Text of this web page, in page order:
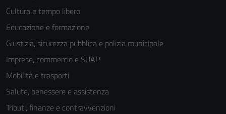
Cultura e tempo libero
Educazione e formazione
Giustizia, sicurezza pubblica e polizia municipale
Imprese, commercio e SUAP
Mobilità e trasporti
Salute, benessere e assistenza
Tributi, finanze e contravvenzioni